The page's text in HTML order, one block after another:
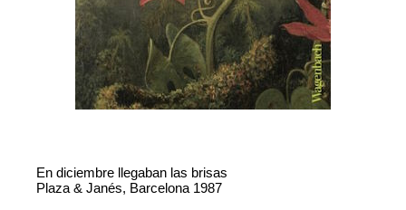
En diciembre llegaban las brisas
Plaza & Janés, Barcelona 1987